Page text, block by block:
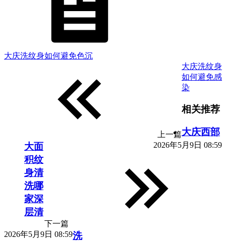
大庆洗纹身如何避免色沉
上一篇
2026年5月9日 08:59
大庆洗纹身
如何避免感
染
下一篇
2026年5月9日 08:59
相关推荐
大庆西部
大面
积纹
身清
洗哪
家深
层清
洗